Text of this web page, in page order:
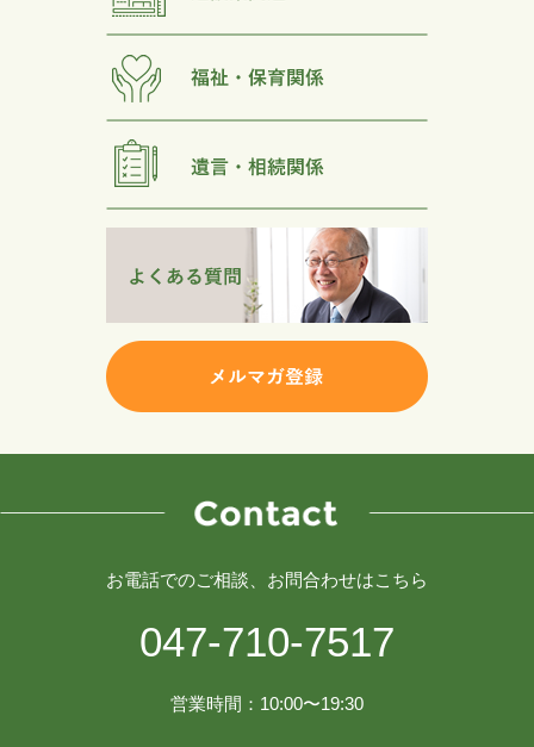
お電話でのご相談、お問合わせはこちら
047-710-7517
営業時間：10:00〜19:30